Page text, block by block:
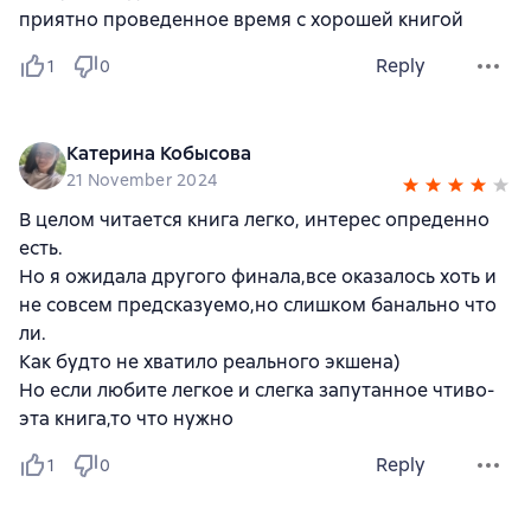
приятно проведенное время с хорошей книгой
1 0 Reply
Катерина Кобысова
21 November 2024
В целом читается книга легко, интерес опреденно
есть.
Но я ожидала другого финала,все оказалось хоть и
не совсем предсказуемо,но слишком банально что
ли.
Как будто не хватило реального экшена)
Но если любите легкое и слегка запутанное чтиво-
эта книга,то что нужно
1 0 Reply